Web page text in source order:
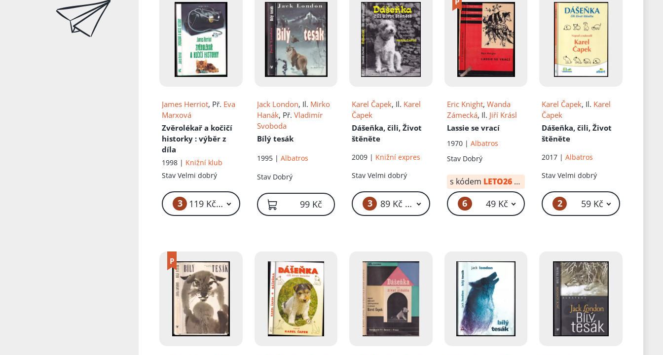
James Herriot, Př. Eva
Marxová
Zvěrolékař a kočičí
historky : výběr z
díla
1998 | Knižní klub
StavVelmi dobrý
3 119 Kč – 139 Kč
Jack London, Il. Mirko
Hanák, Př. Vladimír
Svoboda
Bílý tesák
1995 | Albatros
Stav Dobrý
99 Kč
Karel Čapek, Il. Karel
Čapek
Dášeňka, čili, Život
štěněte
2009 | Knižní expres
StavVelmi dobrý
3 89 Kč – 119 Kč
Eric Knight, Wanda
Zámecká, Il. Jiří Krásl
Lassie se vrací
1970 | Albatros
Stav Dobrý
s kódem LETO26 od: 34 Kč
6 49 Kč
Karel Čapek, Il. Karel
Čapek
Dášeňka, čili, Život
štěněte
2017 |Albatros
StavVelmi dobrý
2 59 Kč